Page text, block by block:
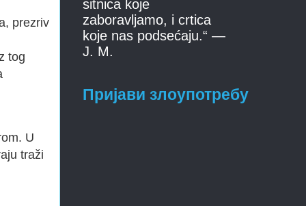
prezriv
tog
U
traži
sitnica koje
zaboravljamo, i crtica
koje nas podsećaju.“ —
J. M.
Пријави злоупотребу